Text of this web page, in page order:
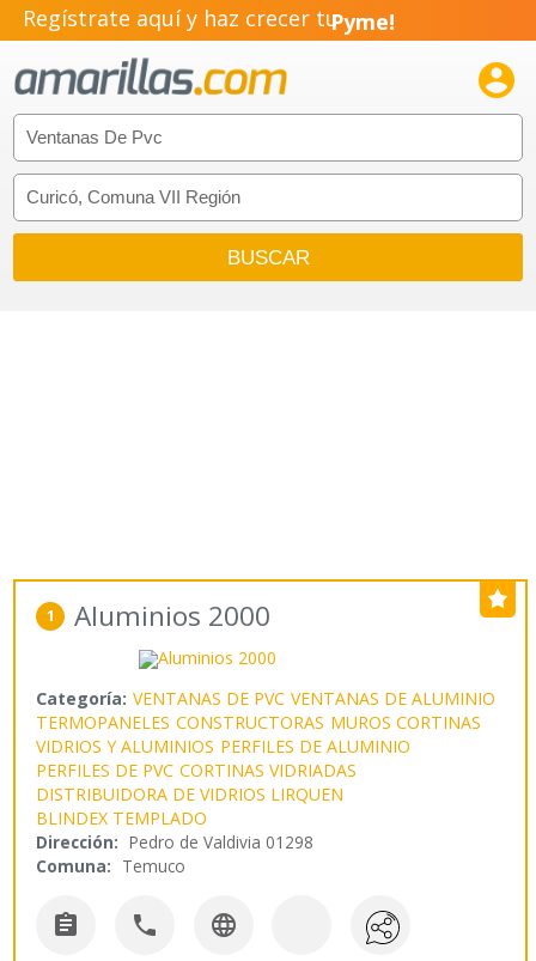
Regístrate aquí y haz crecer tuPyme!
Emprendimiento!

1 Aluminios 2000
Categoría: VENTANAS DE PVC VENTANAS DE ALUMINIO
TERMOPANELES CONSTRUCTORAS MUROS CORTINAS
VIDRIOS Y ALUMINIOS PERFILES DE ALUMINIO
PERFILES DE PVC CORTINAS VIDRIADAS
DISTRIBUIDORA DE VIDRIOS LIRQUEN
BLINDEX TEMPLADO
Dirección: Pedro de Valdivia 01298
Comuna: Temuco
  